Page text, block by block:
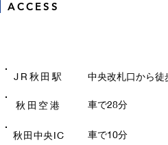
ACCESS
JR秋田駅 中央改札口から徒
秋田空港 ​車で28分
秋田中央IC ​車で10分